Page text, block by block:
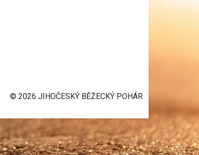
© 2026 JIHOČESKÝ BĚŽECKÝ POHÁR